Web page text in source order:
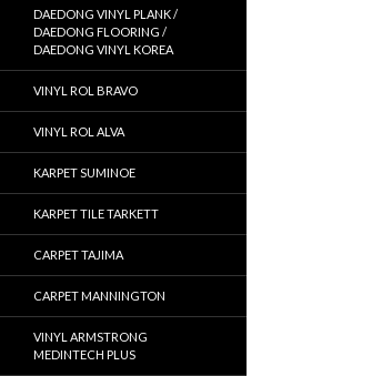
DAEDONG VINYL PLANK /
DAEDONG FLOORING /
DAEDONG VINYL KOREA
VINYL ROL BRAVO
VINYL ROL ALVA
KARPET SUMINOE
KARPET TILE TARKETT
CARPET TAJIMA
CARPET MANNINGTON
VINYL ARMSTRONG
MEDINTECH PLUS